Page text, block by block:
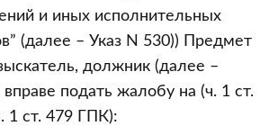
и иных исполнительных
(далее – Указ N 530)) Предмет
должник (далее –
вправе подать жалобу на (ч. 1 ст.
1 ст. 479 ГПК):